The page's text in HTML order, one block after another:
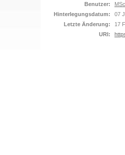
Benutzer:
Hinterlegungsdatum:
07
Letzte Änderung:
17
URI: